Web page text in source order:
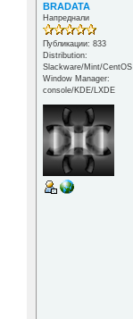
BRADATA
Напреднали
Публикации: 833
Distribution:
Slackware/Mint/CentOS
Window Manager:
console/KDE/LXDE